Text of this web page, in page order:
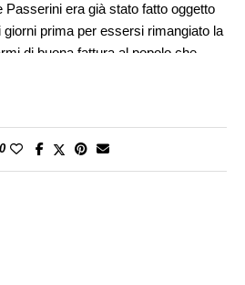
Passerini era già stato fatto oggetto
giorni prima per essersi rimangiato la
di buona fattura al popolo che
dalle truppe di Carlo V, le quali
verso Roma e proprio contro quel
del venerdì 6 maggio,
0